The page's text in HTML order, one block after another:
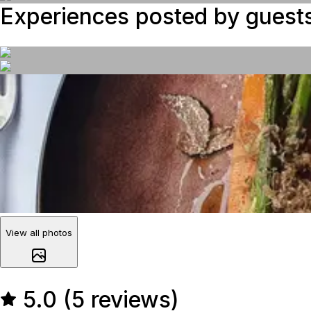
Experiences posted by
View all photos
5.0 (5 reviews)